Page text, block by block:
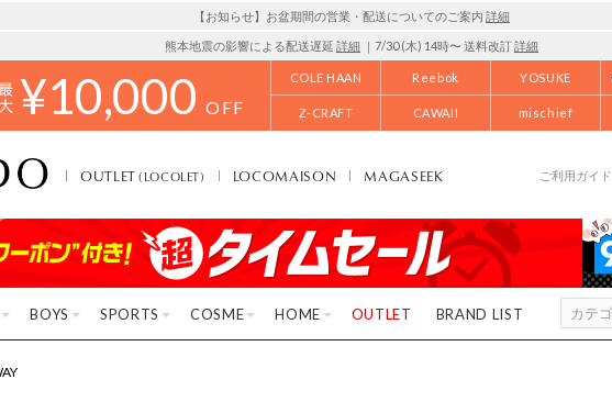
【お知らせ】お盆期間の営業・配送についてのご案内 詳細
熊本地震の影響による配送遅延 詳細 ｜7/30 (木) 14時〜 送料改訂詳細
¥10,000 OFF
COLE HAAN Reebok YOSUKE
Z-CRAFT CAWAII mischief
OUTLET(LOCOLET) LOCOMAISON MAGASEEK ご利用ガイド
BOYS SPORTS COSME HOME OUTLET BRAND LIST